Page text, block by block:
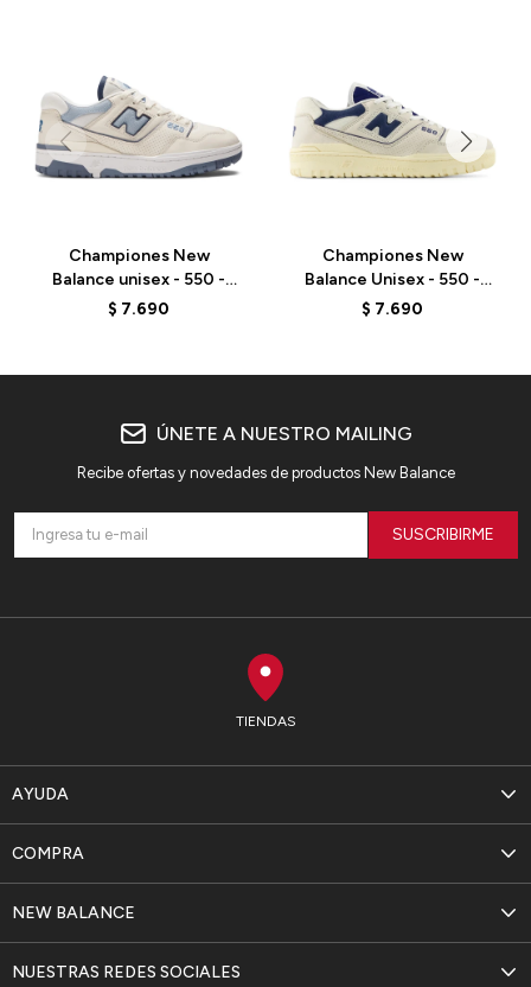
Championes New
Balance unisex - 550 -
BB550PLA - ANGORA
$ 7.690
Championes New
Balance Unisex - 550 -
BB550LRB - ELD
$ 7.690
TIENDAS
AYUDA
NEW BALANCE
COMPRA
NUESTRAS REDES SOCIALES
ÚNETE A NUESTRO MAILING
Recibe ofertas y novedades de productos New Balance
SUSCRIBIRME